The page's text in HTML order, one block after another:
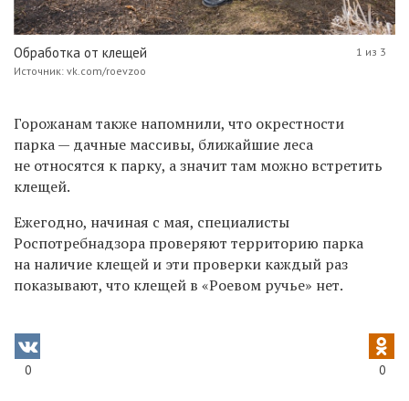
Обработка от клещей
Источник: vk.com/roevzoo
1 из 3
Горожанам также напомнили, что окрестности
парка — дачные массивы, ближайшие леса
не относятся к парку, а значит там можно встретить
клещей.
Ежегодно, начиная с мая, специалисты
Роспотребнадзора проверяют территорию парка
на наличие клещей и эти проверки каждый раз
показывают, что клещей в «Роевом ручье» нет.
0 0